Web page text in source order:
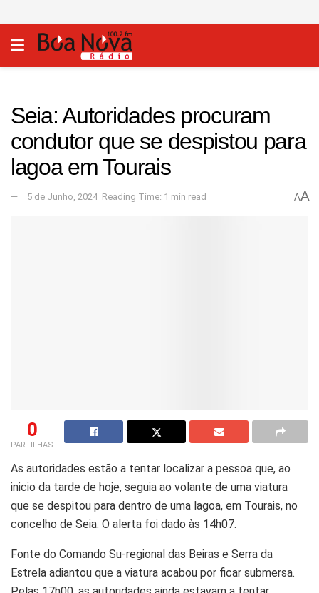
Seia: Autoridades procuram
condutor que se despistou para
lagoa em Tourais
5 de Junho, 2024 Reading Time: 1 min read AA
0
PARTILHAS
As autoridades estão a tentar localizar a pessoa que, ao
inicio da tarde de hoje, seguia ao volante de uma viatura
que se despitou para dentro de uma lagoa, em Tourais, no
concelho de Seia. O alerta foi dado às 14h07.
Fonte do Comando Su-regional das Beiras e Serra da
Estrela adiantou que a viatura acabou por ficar submersa.